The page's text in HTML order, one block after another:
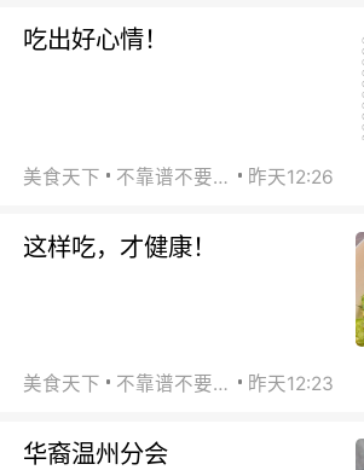
吃出好心情！
美食天下 不靠谱不要联系 昨天12:26
这样吃，才健康！
美食天下 不靠谱不要联系 昨天12:23
华裔温州分会